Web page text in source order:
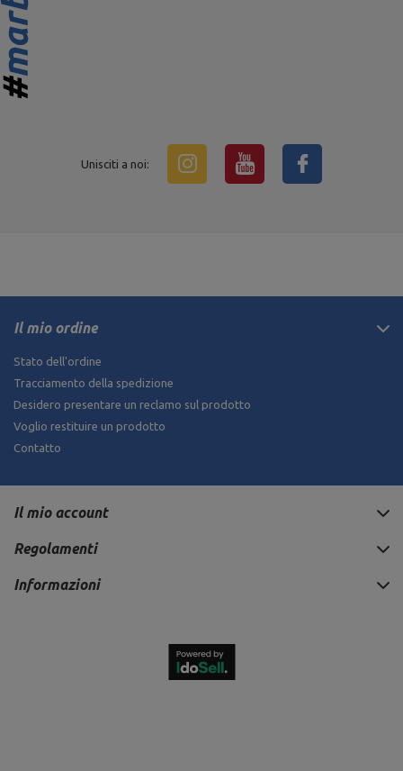
Unisciti a noi:
Il mio ordine
Stato dell'ordine
Tracciamento della spedizione
Desidero presentare un reclamo sul prodotto
Voglio restituire un prodotto
Contatto
Il mio account
Regolamenti
Informazioni